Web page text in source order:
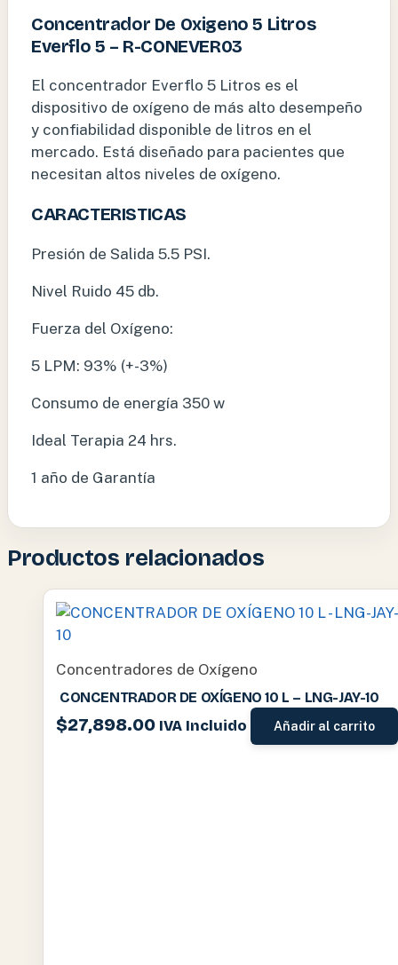
Concentrador De Oxigeno 5 Litros
Everflo 5 – R-CONEVER03
El concentrador Everflo 5 Litros es el
dispositivo de oxígeno de más alto desempeño
y confiabilidad disponible de litros en el
mercado. Está diseñado para pacientes que
necesitan altos niveles de oxígeno.
CARACTERISTICAS
Presión de Salida 5.5 PSI.
Nivel Ruido 45 db.
Fuerza del Oxígeno:
5 LPM: 93% (+-3%)
Consumo de energía 350 w
Ideal Terapia 24 hrs.
1 año de Garantía
Productos relacionados
Concentradores de Oxígeno
CONCENTRADOR DE OXÍGENO 10 L – LNG-JAY-10
$27,898.00 IVA Incluido Añadir al carrito